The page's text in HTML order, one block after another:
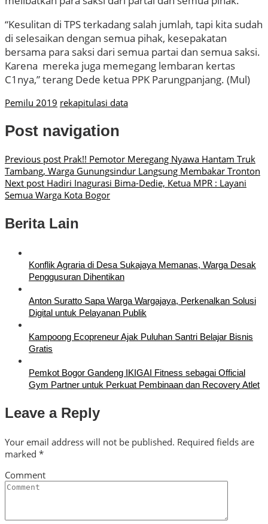
“Kesulitan di TPS terkadang salah jumlah, tapi kita sudah
di selesaikan dengan semua pihak, kesepakatan
bersama para saksi dari semua partai dan semua saksi.
Karena mereka juga memegang lembaran kertas
C1nya,” terang Dede ketua PPK Parungpanjang. (Mul)
Pemilu 2019 rekapitulasi data
Post navigation
Previous post Prak!! Pemotor Meregang Nyawa Hantam Truk
Tambang, Warga Gunungsindur Langsung Membakar Tronton
Next post Hadiri Inagurasi Bima-Dedie, Ketua MPR : Layani
Semua Warga Kota Bogor
Berita Lain
Konflik Agraria di Desa Sukajaya Memanas, Warga Desak
Penggusuran Dihentikan
Anton Suratto Sapa Warga Wargajaya, Perkenalkan Solusi
Digital untuk Pelayanan Publik
Kampoong Ecopreneur Ajak Puluhan Santri Belajar Bisnis
Gratis
Pemkot Bogor Gandeng IKIGAI Fitness sebagai Official
Gym Partner untuk Perkuat Pembinaan dan Recovery Atlet
Leave a Reply
Your email address will not be published. Required fields are
marked *
Comment